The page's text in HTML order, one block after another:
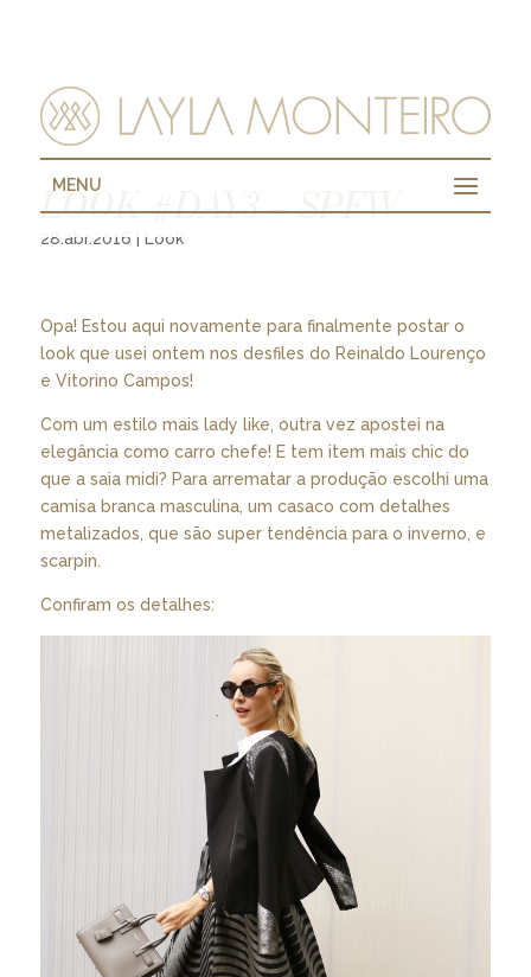
MENU
LOOK #DAY3 – SPFW
28.abr.2016 | Look
Opa! Estou aqui novamente para finalmente postar o
look que usei ontem nos desfiles do Reinaldo Lourenço
e Vitorino Campos!
Com um estilo mais lady like, outra vez apostei na
elegância como carro chefe! E tem item mais chic do
que a saia midi? Para arrematar a produção escolhi uma
camisa branca masculina, um casaco com detalhes
metalizados, que são super tendência para o inverno, e
scarpin.
Confiram os detalhes: